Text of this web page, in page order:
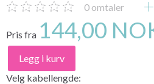
0 omtaler
Pris fra 144,00
Legg i kurv
Velg kabellengde: